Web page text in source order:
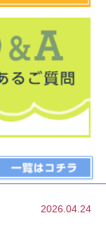
2026.04.24